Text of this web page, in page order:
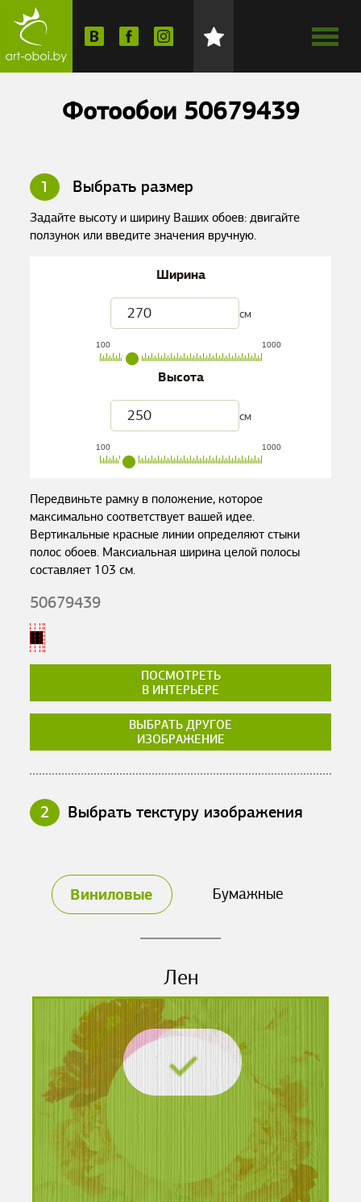
Фотообои 50679439
1 Выбрать размер
Задайте высоту и ширину Ваших обоев: двигайте
ползунок или введите значения вручную.
Ширина
см
100 1000
Высота
см
100 1000
Передвиньте рамку в положение, которое
максимально соответствует вашей идее.
Вертикальные красные линии определяют стыки
полос обоев. Максиальная ширина целой полосы
составляет 103 см.
50679439
ПОСМОТРЕТЬ
В ИНТЕРЬЕРЕ
ВЫБРАТЬ ДРУГОЕ
ИЗОБРАЖЕНИЕ
2 Выбрать текстуру изображения
Виниловые Бумажные
Лен